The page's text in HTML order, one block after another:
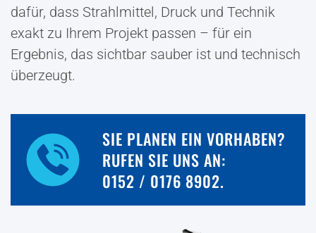
dafür, dass Strahlmittel, Druck und Technik
exakt zu Ihrem Projekt passen – für ein
Ergebnis, das sichtbar sauber ist und technisch
überzeugt.
SIE PLANEN EIN VORHABEN?
RUFEN SIE UNS AN:
0152 / 0176 8902.